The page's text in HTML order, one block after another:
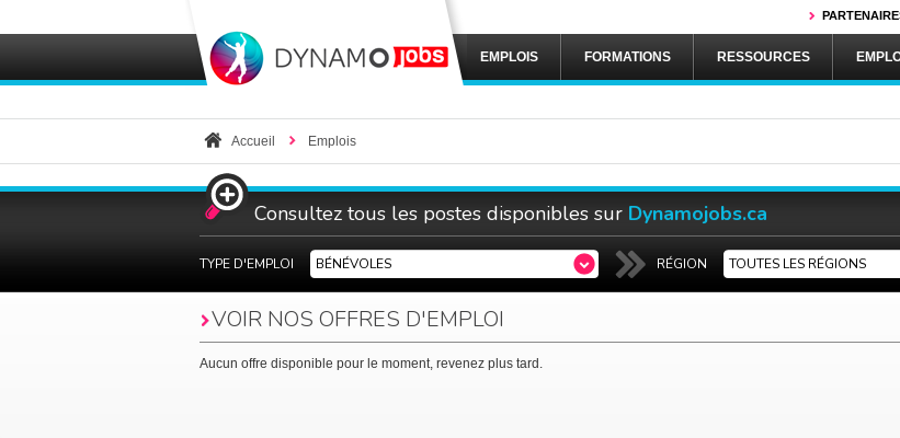
RESSOURCES
FORMATIONS
EMPLOIS
Accueil Emplois
Consultez tous les postes disponibles sur Dynamojobs.ca
TYPE D'EMPLOI BÉNÉVOLES RÉGION TOUTES LES RÉGIONS
VOIR NOS OFFRES D'EMPLOI
Aucun offre disponible pour le moment, revenez plus tard.